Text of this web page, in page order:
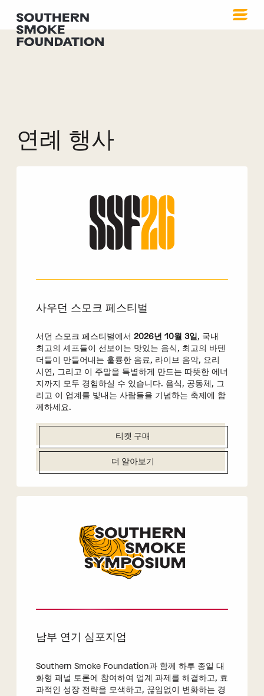
연례 행사
사우던 스모크 페스티벌
서던 스모크 페스티벌에서 2026년 10월 3일, 국내
최고의 셰프들이 선보이는 맛있는 음식, 최고의 바텐
더들이 만들어내는 훌륭한 음료, 라이브 음악, 요리
시연, 그리고 이 주말을 특별하게 만드는 따뜻한 에너
지까지 모두 경험하실 수 있습니다. 음식, 공동체, 그
리고 이 업계를 빛내는 사람들을 기념하는 축제에 함
께하세요.
티켓 구매
더 알아보기
남부 연기 심포지엄
Southern Smoke Foundation과 함께 하루 종일 대
화형 패널 토론에 참여하여 업계 과제를 해결하고, 효
과적인 성장 전략을 모색하고, 끊임없이 변화하는 경